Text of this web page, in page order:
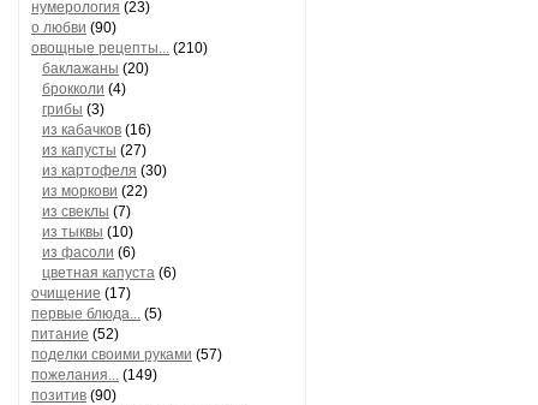
нумерология (23)
о любви (90)
овощные рецепты... (210)
баклажаны (20)
брокколи (4)
грибы (3)
из кабачков (16)
из капусты (27)
из картофеля (30)
из моркови (22)
из свеклы (7)
из тыквы (10)
из фасоли (6)
цветная капуста (6)
очищение (17)
первые блюда... (5)
питание (52)
поделки своими руками (57)
пожелания... (149)
позитив (90)